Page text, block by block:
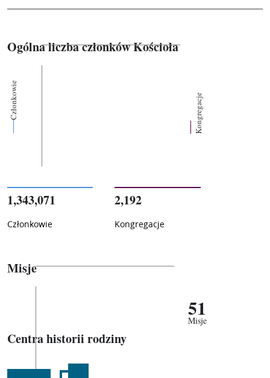
Ogólna liczba członków Kościoła
Członkowie Kongregacje
1,343,071
Członkowie
2,192
Kongregacje
Misje
51
Misje
Centra historii rodziny